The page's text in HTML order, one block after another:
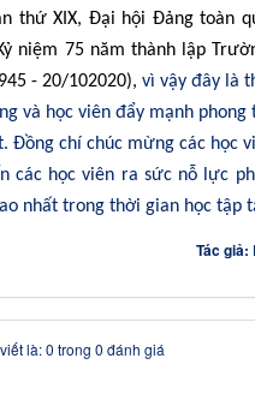
thứ XIX, Đại hội Đảng toàn
niệm 75 năm thành lập
- 20/102020), vì vậy đây là
và học viên đẩy mạnh phong
Đồng chí chúc mừng các học
các học viên ra sức nỗ lực
nhất trong thời gian học tập
Tác giả:
là: 0 trong 0 đánh giá